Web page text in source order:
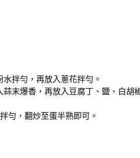
拌勻，再放入蔥花拌勻。
末爆香，再放入豆腐丁、鹽、白胡
勻，翻炒至蛋半熟即可。